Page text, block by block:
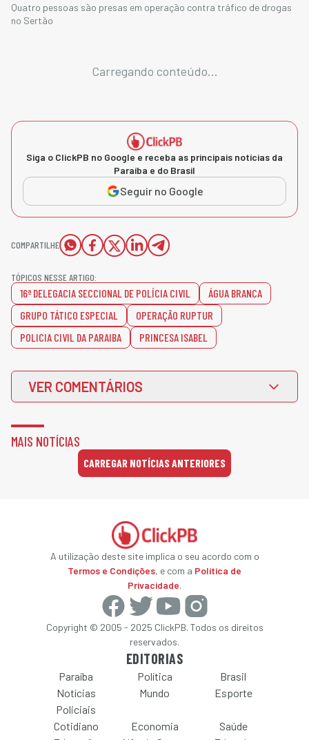
Quatro pessoas são presas em operação contra tráfico de drogas
no Sertão
Carregando conteúdo...
Siga o ClickPB no Google e receba as principais notícias da
Paraíba e do Brasil
Seguir no Google
COMPARTILHE
TÓPICOS NESSE ARTIGO:
16ª DELEGACIA SECCIONAL DE POLÍCIA CIVIL
ÁGUA BRANCA
GRUPO TÁTICO ESPECIAL
OPERAÇÃO RUPTUR
POLICIA CIVIL DA PARAIBA
PRINCESA ISABEL
VER COMENTÁRIOS
MAIS NOTÍCIAS
CARREGAR NOTÍCIAS ANTERIORES
A utilização deste site implica o seu acordo com o
Termos e Condições, e com a Política de
Privacidade.
Copyright © 2005 - 2025 ClickPB. Todos os direitos
reservados.
EDITORIAS
Paraíba Política
Brasil
Notícias
Policiais
Mundo Esporte
Cotidiano Economia
Saúde